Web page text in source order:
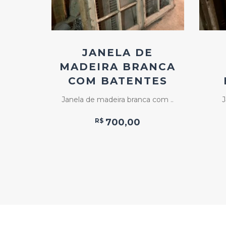
JANELA DE
MADEIRA BRANCA
COM BATENTES
Janela de madeira branca com ..
R$ 700,00